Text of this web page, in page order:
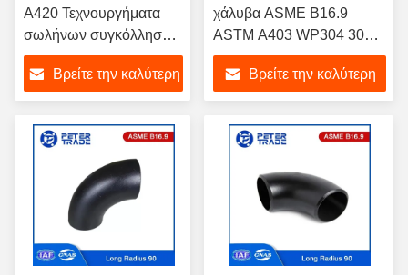
A420 Τεχνουργήματα
σωλήνων συγκόλλησης
βυθού από χάλυβα
άνθρακα 45 βαθμών
Κόντος Μακρυά ακτίνα
Κόντοι
Βρείτε την καλύτερη
χάλυβα ASME B16.9
ASTM A403 WP304 306
321 Συναρμολόγηση με
μύτη Μεγάλη ακτίνα
Κεφαλάκι 90 μοίρες
Κεφαλάκι
Βρείτε την καλύτερη